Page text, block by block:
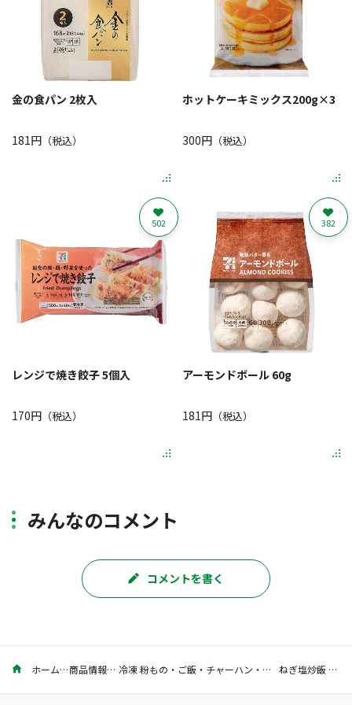
金の食パン 2枚入
181円 （税込）
ホットケーキミックス200g×3
300円（税込）
レンジで焼き餃子 5個入
170円 （税込）
502
アーモンドボール 60g
181円（税込）
382
みんなのコメント
コメントを書く
ホーム 商品情報 冷凍 粉もの・ご飯・チャーハン・その他 ねぎ塩炒飯 150g